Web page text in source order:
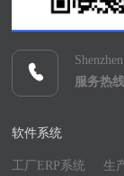
服务热线
软件系统
工厂ERP系统 生